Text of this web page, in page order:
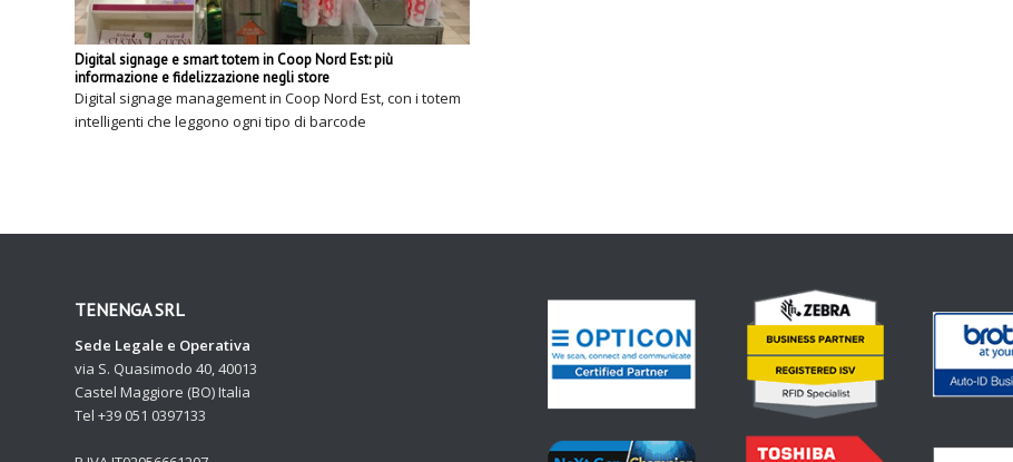
Digital signage e smart totem in Coop Nord Est: più
informazione e fidelizzazione negli store
Digital signage management in Coop Nord Est, con i totem
intelligenti che leggono ogni tipo di barcode
TENENGA SRL
Sede Legale e Operativa
via S. Quasimodo 40, 40013
Castel Maggiore (BO) Italia
Tel +39 051 0397133